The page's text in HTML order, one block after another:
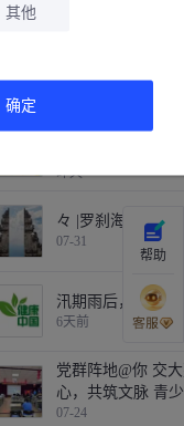
你好，腾芳小乐
昨天
々 |罗刹海市·倒车
07-31
汛期雨后，如何
6天前
党群阵地@你 交
心，共筑文脉 青
动
07-24
帮助
其他
确定